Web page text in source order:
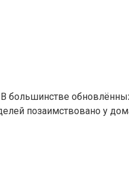
В большинстве
позаимствовано у